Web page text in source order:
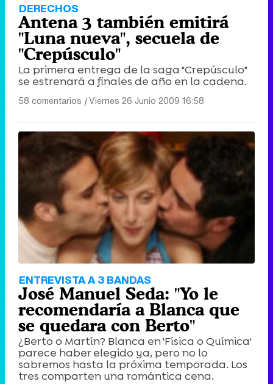
DERECHOS
Antena 3 también emitirá
"Luna nueva", secuela de
"Crepúsculo"
La primera entrega de la saga "Crepúsculo"
se estrenará a finales de año en la cadena.
58 comentarios |Viernes 26 Junio 2009 16:58
ENTREVISTA A 3 BANDAS
José Manuel Seda: "Yo le
recomendaría a Blanca que
se quedara con Berto"
¿Berto o Martín? Blanca en 'Física o Química'
parece haber elegido ya, pero no lo
sabremos hasta la próxima temporada. Los
tres comparten una romántica cena.